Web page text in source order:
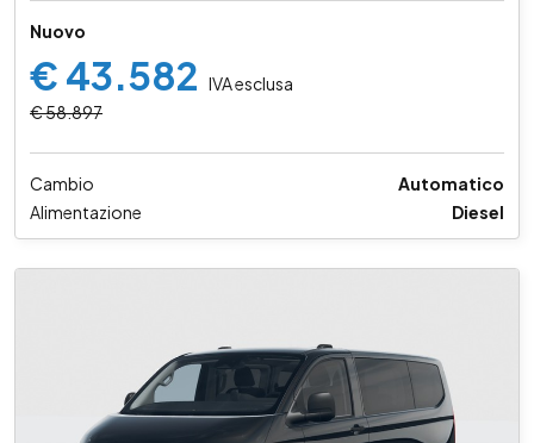
Nuovo
€ 43.582 IVA esclusa
€ 58.897
Cambio
Automatico
Alimentazione
Diesel